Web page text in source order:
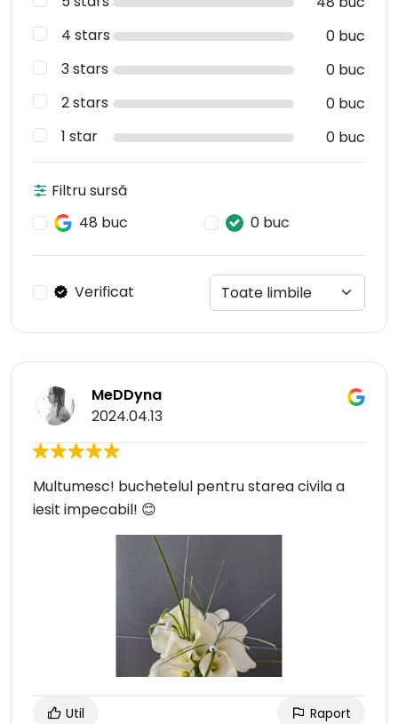
4 stars
0 buc
3 stars
0 buc
2 stars
0 buc
1 star
0 buc
Filtru sursă
48 buc
0 buc
Verificat
MeDDyna
2024.04.13
Multumesc! buchetelul pentru starea civila a
iesit impecabil! 😊
Util Raport